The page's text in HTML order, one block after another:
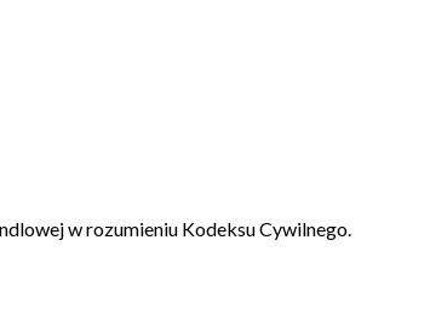
w rozumieniu Kodeksu Cywilnego.